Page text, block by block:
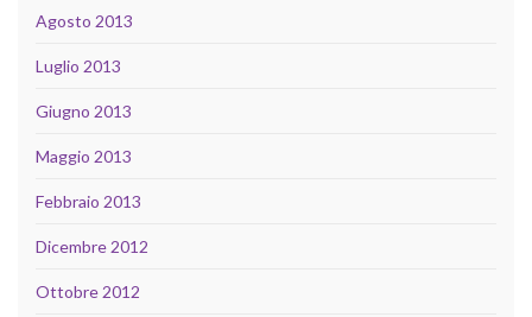
Agosto 2013
Luglio 2013
Giugno 2013
Maggio 2013
Febbraio 2013
Dicembre 2012
Ottobre 2012